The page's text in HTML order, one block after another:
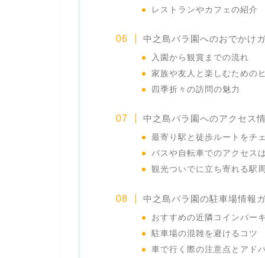
レストランやカフェの紹介
中之島バラ園へのおでかけ
入園から観賞までの流れ
家族や友人と楽しむための
四季折々の訪問の魅力
中之島バラ園へのアクセス
最寄り駅と徒歩ルートをチ
バスや自転車でのアクセス
観光ついでに立ち寄れる駅
中之島バラ園の駐車場情報
おすすめの近隣コインパー
駐車場の混雑を避けるコツ
車で行く際の注意点とアド